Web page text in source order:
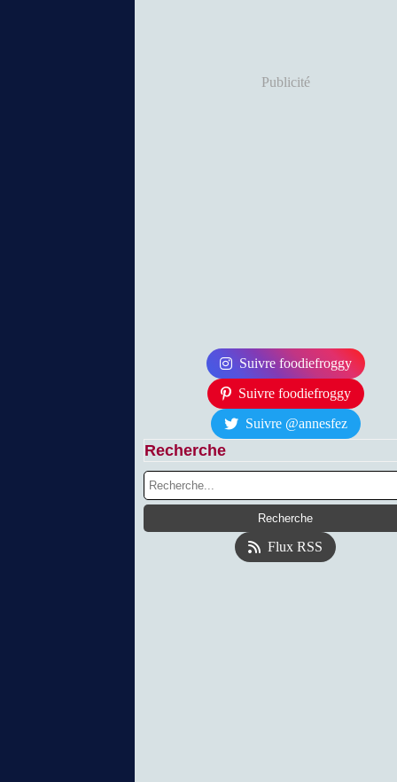
Publicité
Suivre foodiefroggy
Suivre foodiefroggy
Suivre @annesfez
Recherche
Flux RSS